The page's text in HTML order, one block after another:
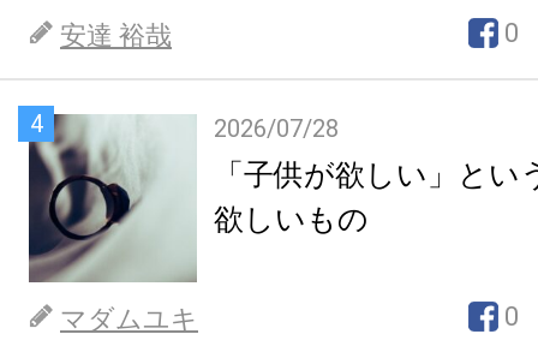
安達 裕哉 0
4 2026/07/28
「子供が欲しい」とい
欲しいもの
マダムユキ 0